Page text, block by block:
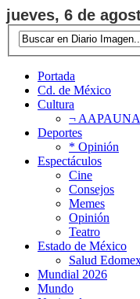
jueves, 6 de
Portada
Cd. de México
Cultura
¬
Deportes
* Opinión
Espectáculos
Cine
Consejos
Memes
Opinión
Teatro
Estado de México
Salud
Mundial 2026
Mundo